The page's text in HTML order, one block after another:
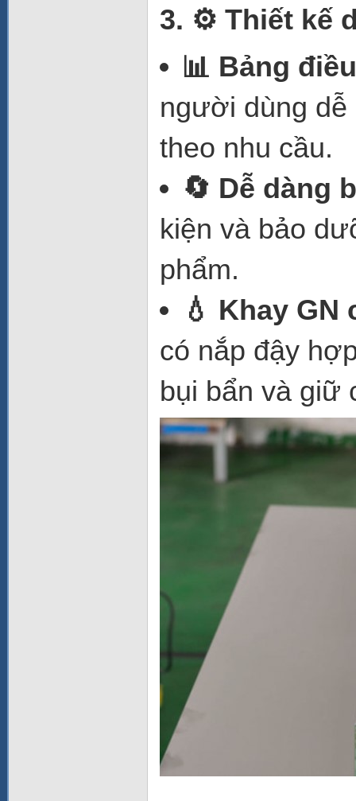
3. ⚙️ Thiết kế
📊 Bảng
người dùng dễ
theo nhu cầu.
🔄 Dễ dàng
kiện và bảo
phẩm.
💧 Khay GN
có nắp đậy
bụi bẩn và giữ